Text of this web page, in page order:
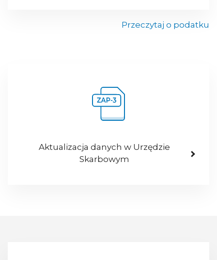
Przeczytaj o podatku
Aktualizacja danych w Urzędzie
Skarbowym